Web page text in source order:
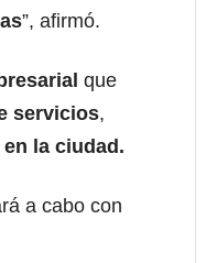
”, afirmó.
que
servicios,
la ciudad.
a cabo con